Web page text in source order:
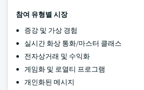
참여 유형별 시장
증강 및 가상 경험
실시간 화상 통화/마스터 클래스
전자상거래 및 수익화
게임화 및 로열티 프로그램
개인화된 메시지